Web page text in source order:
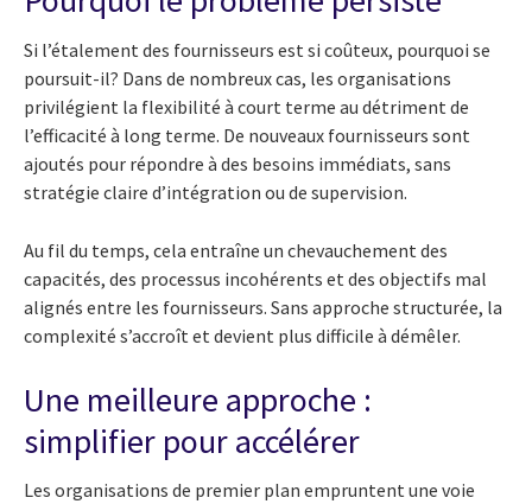
Si l’étalement des fournisseurs est si coûteux, pourquoi se
poursuit-il? Dans de nombreux cas, les organisations
privilégient la flexibilité à court terme au détriment de
l’efficacité à long terme. De nouveaux fournisseurs sont
ajoutés pour répondre à des besoins immédiats, sans
stratégie claire d’intégration ou de supervision.
Au fil du temps, cela entraîne un chevauchement des
capacités, des processus incohérents et des objectifs mal
alignés entre les fournisseurs. Sans approche structurée, la
complexité s’accroît et devient plus difficile à démêler.
Une meilleure approche :
simplifier pour accélérer
Les organisations de premier plan empruntent une voie